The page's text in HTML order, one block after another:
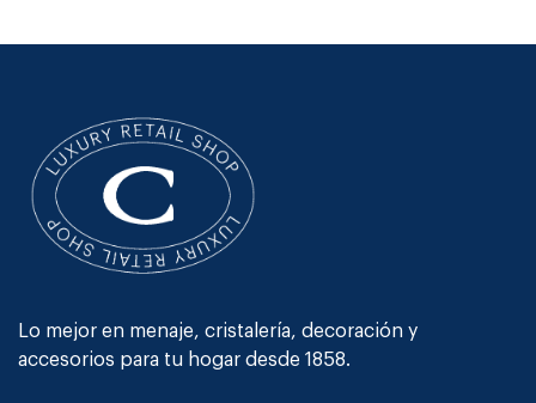
Lo mejor en menaje, cristalería, decoración y
accesorios para tu hogar desde 1858.